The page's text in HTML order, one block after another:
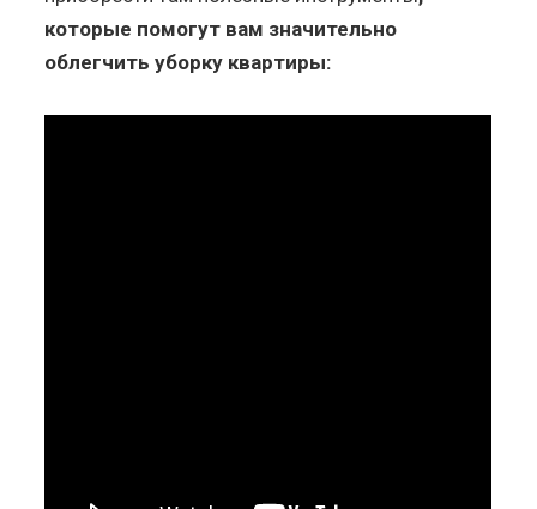
которые помогут вам значительно
облегчить уборку квартиры: